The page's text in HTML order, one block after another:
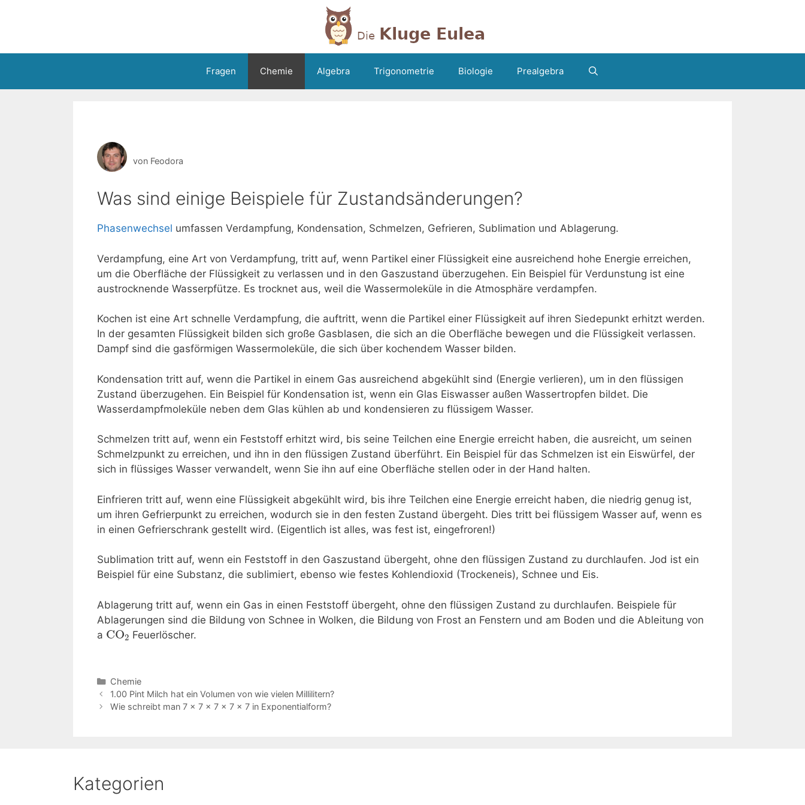
Fragen Chemie Algebra Trigonometrie Biologie Prealgebra
von Feodora
Was sind einige Beispiele für Zustandsänderungen?
Phasenwechsel umfassen Verdampfung, Kondensation, Schmelzen, Gefrieren, Sublimation und Ablagerung.
Verdampfung, eine Art von Verdampfung, tritt auf, wenn Partikel einer Flüssigkeit eine ausreichend hohe Energie erreichen,
um die Oberfläche der Flüssigkeit zu verlassen und in den Gaszustand überzugehen. Ein Beispiel für Verdunstung ist eine
austrocknende Wasserpfütze. Es trocknet aus, weil die Wassermoleküle in die Atmosphäre verdampfen.
Kochen ist eine Art schnelle Verdampfung, die auftritt, wenn die Partikel einer Flüssigkeit auf ihren Siedepunkt erhitzt werden.
In der gesamten Flüssigkeit bilden sich große Gasblasen, die sich an die Oberfläche bewegen und die Flüssigkeit verlassen.
Dampf sind die gasförmigen Wassermoleküle, die sich über kochendem Wasser bilden.
Kondensation tritt auf, wenn die Partikel in einem Gas ausreichend abgekühlt sind (Energie verlieren), um in den flüssigen
Zustand überzugehen. Ein Beispiel für Kondensation ist, wenn ein Glas Eiswasser außen Wassertropfen bildet. Die
Wasserdampfmoleküle neben dem Glas kühlen ab und kondensieren zu flüssigem Wasser.
Schmelzen tritt auf, wenn ein Feststoff erhitzt wird, bis seine Teilchen eine Energie erreicht haben, die ausreicht, um seinen
Schmelzpunkt zu erreichen, und ihn in den flüssigen Zustand überführt. Ein Beispiel für das Schmelzen ist ein Eiswürfel, der
sich in flüssiges Wasser verwandelt, wenn Sie ihn auf eine Oberfläche stellen oder in der Hand halten.
Einfrieren tritt auf, wenn eine Flüssigkeit abgekühlt wird, bis ihre Teilchen eine Energie erreicht haben, die niedrig genug ist,
um ihren Gefrierpunkt zu erreichen, wodurch sie in den festen Zustand übergeht. Dies tritt bei flüssigem Wasser auf, wenn es
in einen Gefrierschrank gestellt wird. (Eigentlich ist alles, was fest ist, eingefroren!)
Sublimation tritt auf, wenn ein Feststoff in den Gaszustand übergeht, ohne den flüssigen Zustand zu durchlaufen. Jod ist ein
Beispiel für eine Substanz, die sublimiert, ebenso wie festes Kohlendioxid (Trockeneis), Schnee und Eis.
Ablagerung tritt auf, wenn ein Gas in einen Feststoff übergeht, ohne den flüssigen Zustand zu durchlaufen. Beispiele für
Ablagerungen sind die Bildung von Schnee in Wolken, die Bildung von Frost an Fenstern und am Boden und die Ableitung von
a CO2 Feuerlöscher.
Kategorien
Chemie
Beitrags-
Navigation
1.00 Pint Milch hat ein Volumen von wie vielen Millilitern?
Wie schreibt man 7 × 7 × 7 × 7 × 7 in Exponentialform?
Kategorien